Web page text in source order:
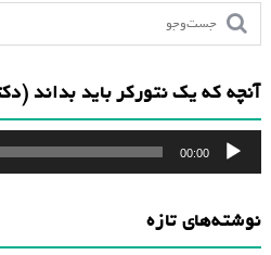
آنچه که یک نتورکر باید بداند
پخش‌کننده
صوت
00:00
نوشته‌های تازه